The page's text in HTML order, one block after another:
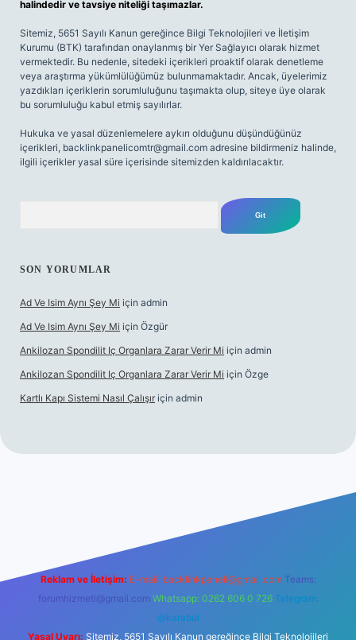
halindedir ve tavsiye niteliği taşımazlar.
Sitemiz, 5651 Sayılı Kanun gereğince Bilgi Teknolojileri ve İletişim
Kurumu (BTK) tarafından onaylanmış bir Yer Sağlayıcı olarak hizmet
vermektedir. Bu nedenle, sitedeki içerikleri proaktif olarak denetleme
veya araştırma yükümlülüğümüz bulunmamaktadır. Ancak, üyelerimiz
yazdıkları içeriklerin sorumluluğunu taşımakta olup, siteye üye olarak
bu sorumluluğu kabul etmiş sayılırlar.
Hukuka ve yasal düzenlemelere aykırı olduğunu düşündüğünüz
içerikleri, backlinkpanelicomtr@gmail.com adresine bildirmeniz halinde,
ilgili içerikler yasal süre içerisinde sitemizden kaldırılacaktır.
SON YORUMLAR
Ad Ve Isim Aynı Şey Mi için admin
Ad Ve Isim Aynı Şey Mi için Özgür
Ankilozan Spondilit Iç Organlara Zarar Verir Mi için admin
Ankilozan Spondilit Iç Organlara Zarar Verir Mi için Özge
Kartlı Kapı Sistemi Nasıl Çalışır için admin
Reklam ve İletişim: E-mail: backlinkpaneli@gmail.com Teams:
forumhizmeti@gmail.com Whatsapp: 0262 606 0 726 Telegram:
@karabul
Yasal Uyarı: Sitemiz, 5651 Sayılı Kanun gereğince Bilgi Teknolojileri